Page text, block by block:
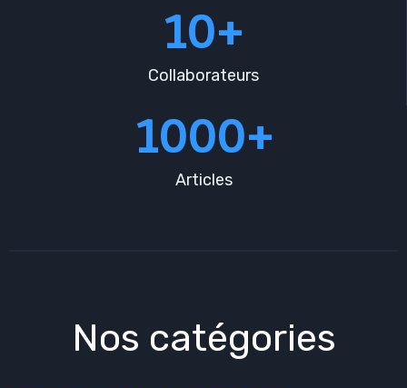
10+
Collaborateurs
1000+
Articles
Nos catégories